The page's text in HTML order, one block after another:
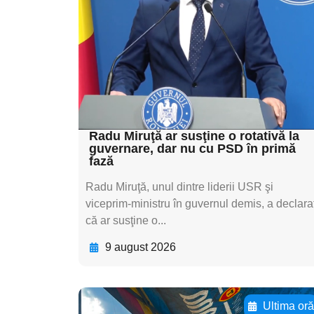
textul pentru
subtitluAdaugă aici
textul pentru
subtitluAdaugă aici
textul pentru subti
Radu Miruţă ar susţine o rotativă la
guvernare, dar nu cu PSD în primă
fază
Radu Miruţă, unul dintre liderii USR şi
viceprim-ministru în guvernul demis, a
că ar susţine o...
9 august 2026
Ultima oră